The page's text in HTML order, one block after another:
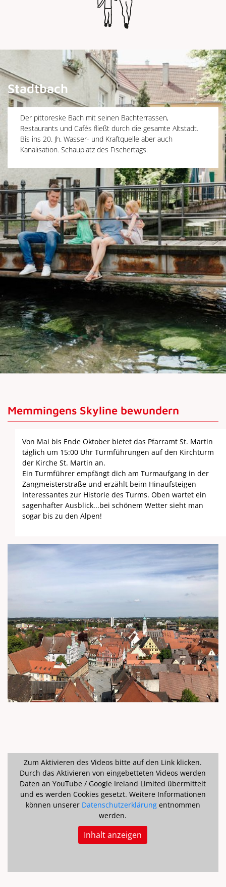
Stadtbach
Der pittoreske Bach mit seinen Bachterrassen,
Restaurants und Cafés fließt durch die gesamte Altstadt.
Bis ins 20. Jh. Wasser- und Kraftquelle aber auch
Kanalisation. Schauplatz des Fischertags.
Memmingens Skyline bewundern
Von Mai bis Ende Oktober bietet das Pfarramt St. Martin
täglich um 15:00 Uhr Turmführungen auf den Kirchturm
der Kirche St. Martin an.
Ein Turmführer empfängt dich am Turmaufgang in der
Zangmeisterstraße und erzählt beim Hinaufsteigen
Interessantes zur Historie des Turms. Oben wartet ein
sagenhafter Ausblick...bei schönem Wetter sieht man
sogar bis zu den Alpen!
Zum Aktivieren des Videos bitte auf den Link klicken.
Durch das Aktivieren von eingebetteten Videos werden
Daten an YouTube / Google Ireland Limited übermittelt
und es werden Cookies gesetzt. Weitere Informationen
können unserer Datenschutzerklärungentnommen
werden.
Inhalt anzeigen